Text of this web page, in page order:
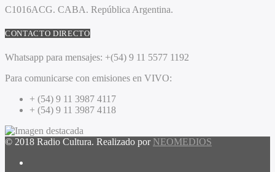
C1016ACG. CABA. República Argentina.
CONTACTO DIRECTO
Whatsapp para mensajes: +(54) 9 11 5577 1192
Para comunicarse con emisiones en VIVO:
+ (54) 9 11 3987 4117
+ (54) 9 11 3987 4118
© 2018 Radio Cultura. Realizado por NEOMEDIOS